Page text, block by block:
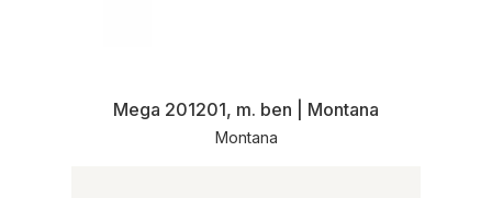
Mega 201201, m. ben | Montana
Montana